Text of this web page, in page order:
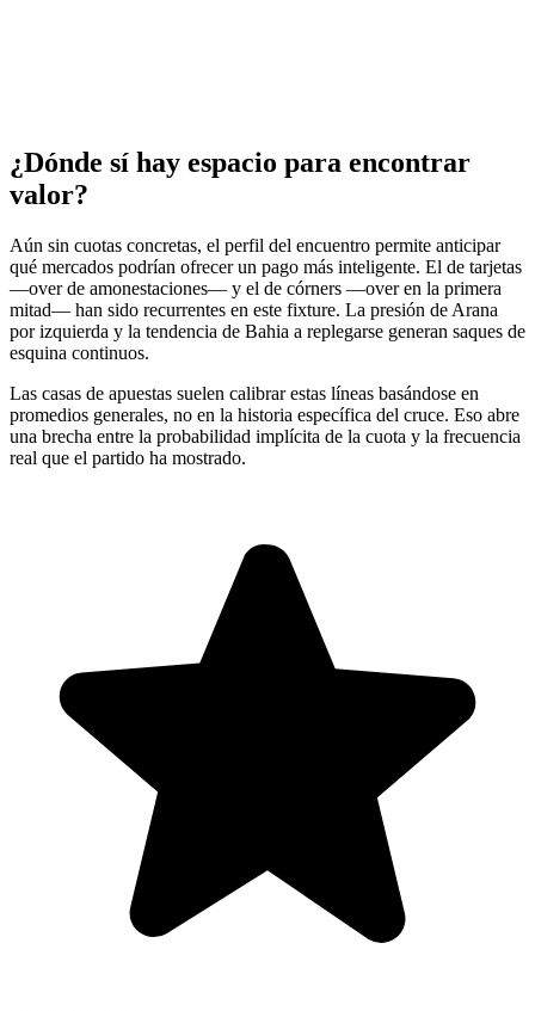
¿Dónde sí hay espacio para encontrar
valor?
Aún sin cuotas concretas, el perfil del encuentro permite anticipar
qué mercados podrían ofrecer un pago más inteligente. El de tarjetas
—over de amonestaciones— y el de córners —over en la primera
mitad— han sido recurrentes en este fixture. La presión de Arana
por izquierda y la tendencia de Bahia a replegarse generan saques de
esquina continuos.
Las casas de apuestas suelen calibrar estas líneas basándose en
promedios generales, no en la historia específica del cruce. Eso abre
una brecha entre la probabilidad implícita de la cuota y la frecuencia
real que el partido ha mostrado.